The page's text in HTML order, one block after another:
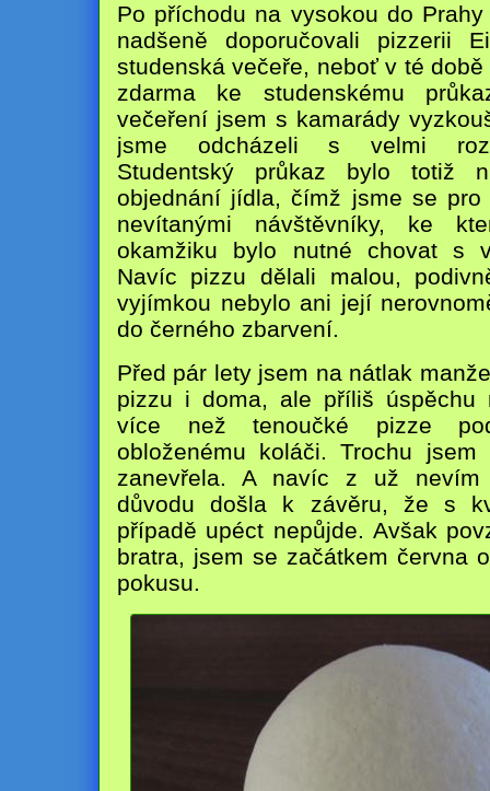
Po příchodu na vysokou do
nadšeně doporučovali pizzerii
studenská večeře, neboť v té
zdarma ke studenskému
večeření jsem s kamarády
jsme odcházeli s velmi
Studentský průkaz bylo totiž
objednání jídla, čímž jsme se pro
nevítanými návštěvníky, ke
okamžiku bylo nutné chovat s
Navíc pizzu dělali malou,
vyjímkou nebylo ani její
do černého zbarvení.
Před pár lety jsem na nátlak
pizzu i doma, ale příliš úspěchu
více než tenoučké pizze
obloženému koláči. Trochu
zanevřela. A navíc z už nevím
důvodu došla k závěru, že s
případě upéct nepůjde. Avšak
bratra, jsem se začátkem června
pokusu.